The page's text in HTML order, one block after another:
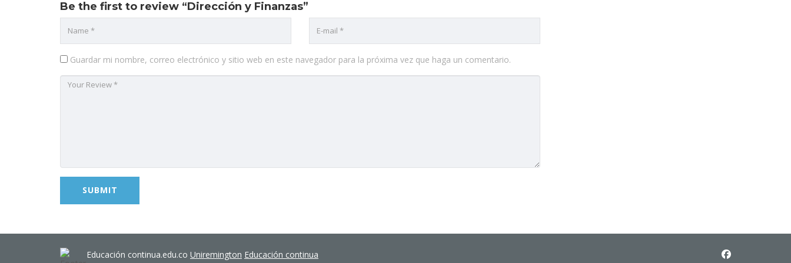
Be the first to review “Dirección y Finanzas”
Guardar mi nombre, correo electrónico y sitio web en este navegador para la próxima vez que haga un comentario.
Educación continua.edu.co Uniremington Educación continua